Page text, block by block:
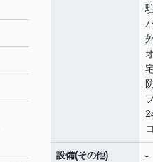
設備(その他) -